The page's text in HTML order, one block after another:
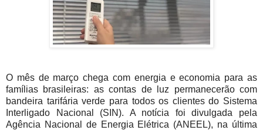
O mês de março chega com energia e economia para as
famílias brasileiras: as contas de luz permanecerão com
bandeira tarifária verde para todos os clientes do Sistema
Interligado Nacional (SIN). A notícia foi divulgada pela
Agência Nacional de Energia Elétrica (ANEEL), na última